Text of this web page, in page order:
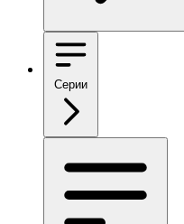
Серии